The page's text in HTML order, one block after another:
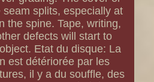
splits, especially at
the spine. Tape, writing,
defects will start to
Etat du disque: La
est détériorée par les
il y a du souffle, des